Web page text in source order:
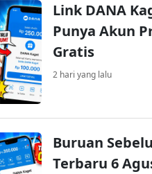
Link DANA
Punya Akun
Gratis
2 hari yang lalu
Buruan
Terbaru 6